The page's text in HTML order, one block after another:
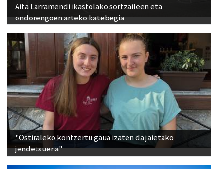
Aita Larramendi ikastolako sortzaileen eta
ondorengoen arteko katebegia
"Ostiraleko kontzertu gaua izaten da jaietako
jendetsuena"